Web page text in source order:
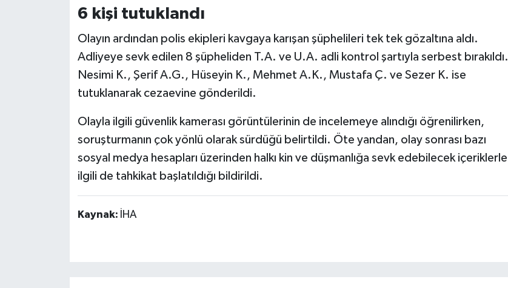
6 kişi tutuklandı
Olayın ardından polis ekipleri kavgaya karışan şüphelileri tek tek gözaltına aldı.
Adliyeye sevk edilen 8 şüpheliden T.A. ve U.A. adli kontrol şartıyla serbest bırakıldı.
Nesimi K., Şerif A.G., Hüseyin K., Mehmet A.K., Mustafa Ç. ve Sezer K. ise
tutuklanarak cezaevine gönderildi.
Olayla ilgili güvenlik kamerası görüntülerinin de incelemeye alındığı öğrenilirken,
soruşturmanın çok yönlü olarak sürdüğü belirtildi. Öte yandan, olay sonrası bazı
sosyal medya hesapları üzerinden halkı kin ve düşmanlığa sevk edebilecek içeriklerle
ilgili de tahkikat başlatıldığı bildirildi.
Kaynak: İHA